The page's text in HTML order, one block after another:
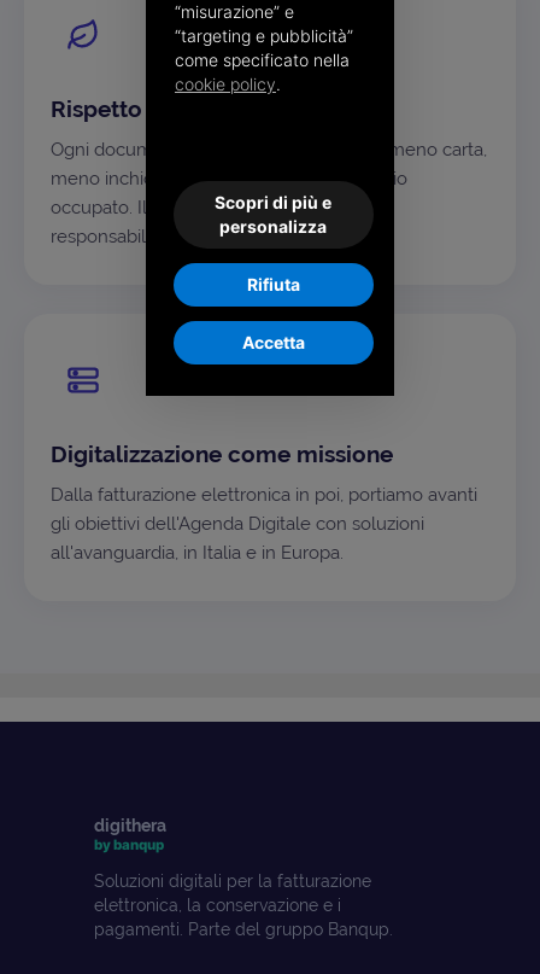
Rispetto per l'ambiente
Ogni documento non stampato significa meno carta,
meno inchiostro, meno CO₂ e meno spazio
occupato. Il digitale è anche una scelta di
responsabilità.
Digitalizzazione come missione
Dalla fatturazione elettronica in poi, portiamo avanti
gli obiettivi dell'Agenda Digitale con soluzioni
all'avanguardia, in Italia e in Europa.
digithera
by banqup
Soluzioni digitali per la fatturazione
elettronica, la conservazione e i
pagamenti. Parte del gruppo Banqup.
“misurazione” e
“targeting e pubblicità”
come specificato nella
cookie policy.
Scopri di più e
personalizza
Rifiuta
Accetta